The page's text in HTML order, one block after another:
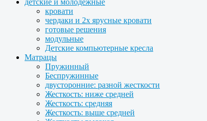
детские и молодежные
кровати
чердаки и 2х ярусные кровати
готовые решения
модульные
Детские компьютерные кресла
Матрацы
Пружинный
Беспружинные
двусторонние: разной жесткости
Жесткость: ниже средней
Жесткость: средняя
Жесткость: выше средней